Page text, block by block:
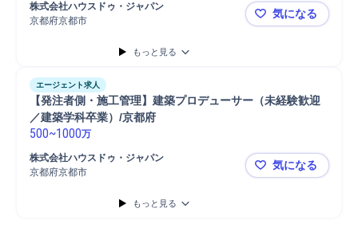
株式会社ハウスドゥ・ジャパン
京都府京都市
【発注者側
気になる
もっと見る
エージェント求人
【発注者側・施工管理】建築プロデューサー（未経験歓迎
／建築学科卒業）/京都府
500~1000万
株式会社ハウスドゥ・ジャパン
京都府京都市
【発注者側
気になる
もっと見る